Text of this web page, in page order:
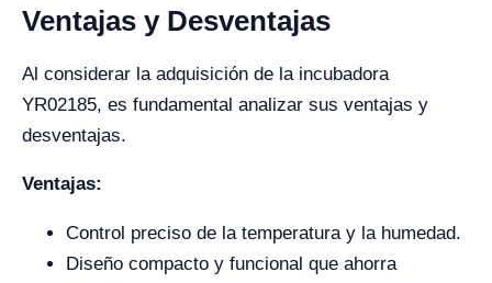
Ventajas y Desventajas
Al considerar la adquisición de la incubadora
YR02185, es fundamental analizar sus ventajas y
desventajas.
Ventajas:
Control preciso de la temperatura y la humedad.
Diseño compacto y funcional que ahorra